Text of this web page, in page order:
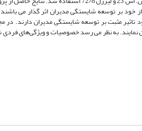
خود بر توسعه شایستگی مدیران اثر گذار می
تاثیر مثبت بر توسعه شایستگی مدیران دارند.
تبیین نمایند. به نظر می رسد خصوصیات و ویژگی‌های